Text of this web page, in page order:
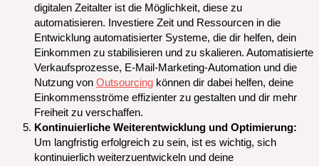
digitalen Zeitalter ist die Möglichkeit, diese zu
automatisieren. Investiere Zeit und Ressourcen in die
Entwicklung automatisierter Systeme, die dir helfen, dein
Einkommen zu stabilisieren und zu skalieren. Automatisierte
Verkaufsprozesse, E-Mail-Marketing-Automation und die
Nutzung von Outsourcing können dir dabei helfen, deine
Einkommensströme effizienter zu gestalten und dir mehr
Freiheit zu verschaffen.
Kontinuierliche Weiterentwicklung und Optimierung:
Um langfristig erfolgreich zu sein, ist es wichtig, sich
kontinuierlich weiterzuentwickeln und deine